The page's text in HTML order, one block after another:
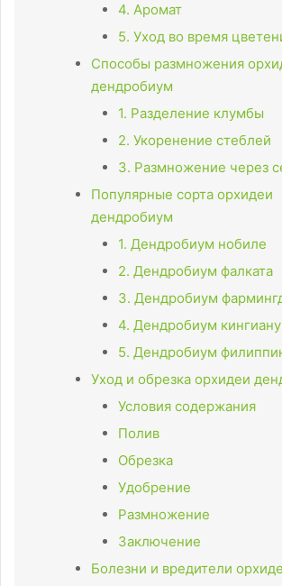
4. Аромат
5. Уход во время
Способы размножения
дендробиум
1. Разделение клумбы
2. Укоренение стеблей
3. Размножение через
Популярные сорта орхидеи
дендробиум
1. Дендробиум нобиле
2. Дендробиум фалката
3. Дендробиум
4. Дендробиум
5. Дендробиум
Уход и обрезка орхидеи
Условия содержания
Полив
Обрезка
Удобрение
Размножение
Заключение
Болезни и вредители